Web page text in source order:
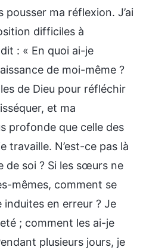
pousser ma réflexion. J’ai
difficiles à
: « En quoi ai-je
de moi-même ?
de Dieu pour réfléchir
et ma
profonde que celle des
travaille. N’est-ce pas là
de soi ? Si les sœurs ne
mêmes, comment se
induites en erreur ? Je
; comment les ai-je
plusieurs jours, je